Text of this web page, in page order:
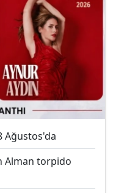
Ağustos'da
Alman torpido